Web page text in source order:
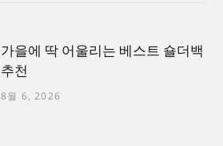
가을에 딱 어울리는 베스트 숄더백
추천
8월 6, 2026